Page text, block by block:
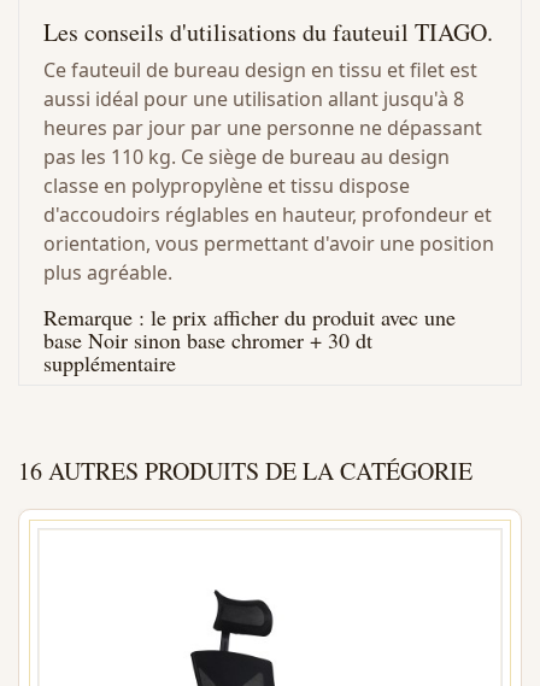
Les conseils d'utilisations du fauteuil TIAGO.
Ce fauteuil de bureau design en tissu et filet est
aussi idéal pour une utilisation allant jusqu'à 8
heures par jour par une personne ne dépassant
pas les 110 kg. Ce siège de bureau au design
classe en polypropylène et tissu dispose
d'accoudoirs réglables en hauteur, profondeur et
orientation, vous permettant d'avoir une position
plus agréable.
Remarque : le prix afficher du produit avec une
base Noir sinon base chromer + 30 dt
supplémentaire
16 AUTRES PRODUITS DE LA CATÉGORIE